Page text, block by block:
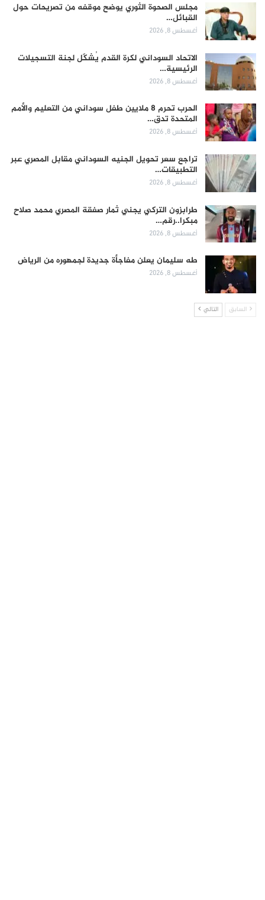
مجلس الصحوة الثوري يوضح موقفه من تصريحات حول
القبائل…
أغسطس 8, 2026
الاتحاد السوداني لكرة القدم يُشكّل لجنة التسجيلات
الرئيسية…
أغسطس 8, 2026
الحرب تحرم 8 ملايين طفل سوداني من التعليم والأمم
المتحدة تدق…
أغسطس 8, 2026
تراجع سعر تحويل الجنيه السوداني مقابل المصري عبر
التطبيقات…
أغسطس 8, 2026
طرابزون التركي يجني ثمار صفقة المصري محمد صلاح
مبكرا..رقم…
أغسطس 8, 2026
طه سليمان يعلن مفاجأة جديدة لجمهوره من الرياض
أغسطس 8, 2026
السابق التالي